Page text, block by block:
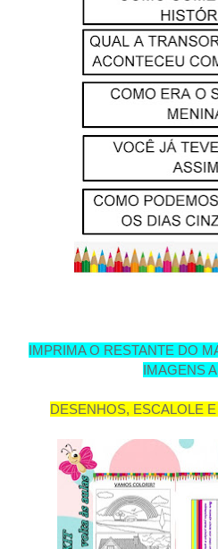
IMPRIMA O RESTANTE DO
IMAGENS
DESENHOS, ESCALOLE